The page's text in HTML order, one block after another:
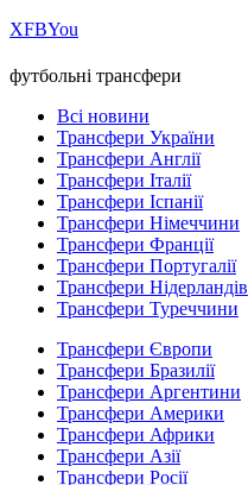
ХFBYou
футбольні трансфери
Всі новини
Трансфери України
Трансфери Англії
Трансфери Італії
Трансфери Іспанії
Трансфери Німеччини
Трансфери Франції
Трансфери Португалії
Трансфери Нідерландів
Трансфери Туреччини
Трансфери Європи
Трансфери Бразилії
Трансфери Аргентини
Трансфери Америки
Трансфери Африки
Трансфери Азії
Трансфери Росії